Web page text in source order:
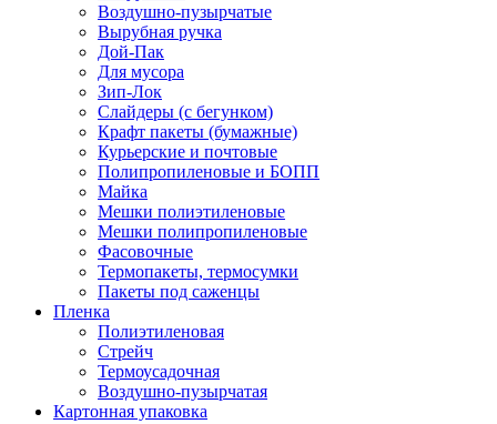
Воздушно-пузырчатые
Вырубная ручка
Дой-Пак
Для мусора
Зип-Лок
Слайдеры (с бегунком)
Крафт пакеты (бумажные)
Курьерские и почтовые
Полипропиленовые и БОПП
Майка
Мешки полиэтиленовые
Мешки полипропиленовые
Фасовочные
Термопакеты, термосумки
Пакеты под саженцы
Пленка
Полиэтиленовая
Стрейч
Термоусадочная
Воздушно-пузырчатая
Картонная упаковка